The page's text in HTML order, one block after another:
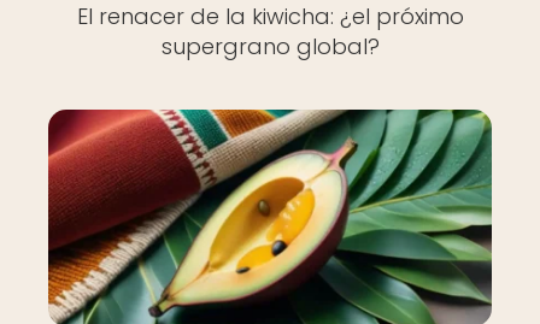
El renacer de la kiwicha: ¿el próximo
supergrano global?